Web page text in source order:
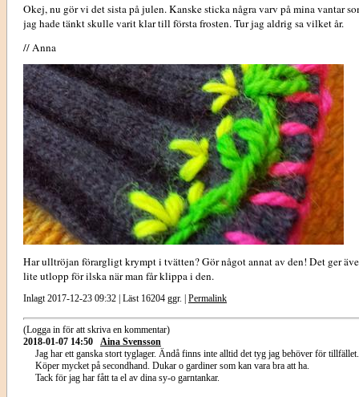
Okej, nu gör vi det sista på julen. Kanske sticka några varv på mina vantar
jag hade tänkt skulle varit klar till första frosten. Tur jag aldrig sa vilket år.
// Anna
Har ulltröjan förargligt krympt i tvätten? Gör något annat av den! Det ger
lite utlopp för ilska när man får klippa i den.
Inlagt 2017-12-23 09:32 | Läst 16204 ggr. | Permalink
(Logga in för att skriva en kommentar)
2018-01-07 14:50
Aina Svensson
Jag har ett ganska stort tyglager. Ändå finns inte alltid det tyg jag behöver för tillfället.
Köper mycket på secondhand. Dukar o gardiner som kan vara bra att ha.
Tack för jag har fått ta el av dina sy-o garntankar.